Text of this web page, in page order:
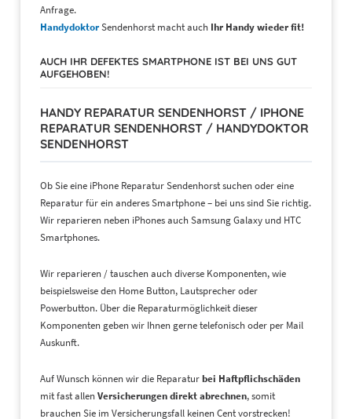
Anfrage.
HandydoktorSendenhorst macht auch Ihr Handy wieder fit!
AUCH IHR DEFEKTES SMARTPHONE IST BEI UNS GUT
AUFGEHOBEN!
HANDY REPARATUR SENDENHORST / IPHONE
REPARATUR SENDENHORST / HANDYDOKTOR
SENDENHORST
Ob Sie eine iPhone Reparatur Sendenhorst suchen oder eine
Reparatur für ein anderes Smartphone – bei uns sind Sie richtig.
Wir reparieren neben iPhones auch Samsung Galaxy und HTC
Smartphones.
Wir reparieren / tauschen auch diverse Komponenten, wie
beispielsweise den Home Button, Lautsprecher oder
Powerbutton. Über die Reparaturmöglichkeit dieser
Komponenten geben wir Ihnen gerne telefonisch oder per Mail
Auskunft.
Auf Wunsch können wir die Reparaturbei Haftpflichschäden
mit fast allenVersicherungen direkt abrechnen, somit
brauchen Sie im Versicherungsfall keinen Cent vorstrecken!